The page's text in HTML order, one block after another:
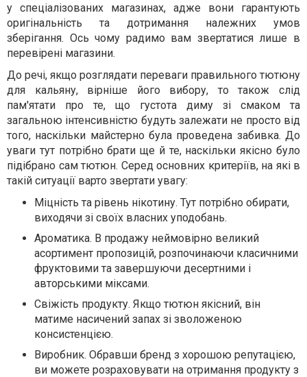
у спеціалізованих магазинах, адже вони гарантують
оригінальність та дотримання належних умов
зберігання. Ось чому радимо вам звертатися лише в
перевірені магазини.
До речі, якщо розглядати переваги правильного тютюну
для кальяну, вірніше його вибору, то також слід
пам'ятати про те, що густота диму зі смаком та
загальною інтенсивністю будуть залежати не просто від
того, наскільки майстерно була проведена забивка. До
уваги тут потрібно брати ще й те, наскільки якісно було
підібрано сам тютюн. Серед основних критеріїв, на які в
такій ситуації варто звертати увагу:
Міцність та рівень нікотину. Тут потрібно обирати,
виходячи зі своїх власних уподобань.
Ароматика. В продажу неймовірно великий
асортимент пропозицій, розпочинаючи класичними
фруктовими та завершуючи десертними і
авторськими міксами.
Свіжість продукту. Якщо тютюн якісний, він
матиме насичений запах зі зволоженою
консистенцією.
Виробник. Обравши бренд з хорошою репутацією,
ви можете розраховувати на отримання продукту з